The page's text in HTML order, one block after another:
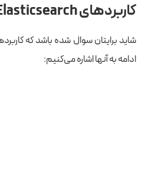
کاربردهای Elasticsearch
ادامه به آنها اشاره می‌کنیم: